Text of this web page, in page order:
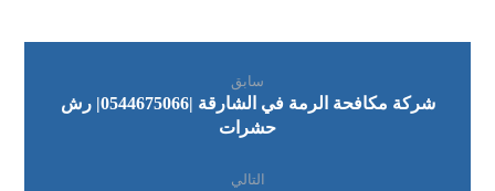
سابق
شركة مكافحة الرمة في الشارقة |0544675066| رش
حشرات
التالي